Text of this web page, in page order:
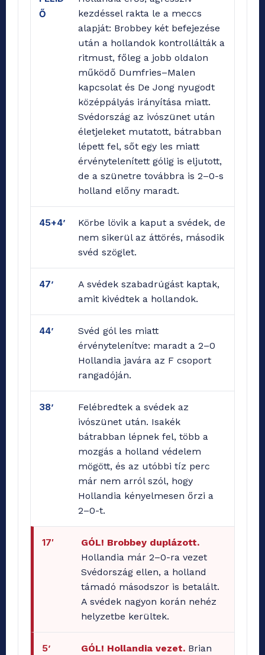
Ő
kezdéssel rakta le a meccs
alapját: Brobbey két befejezése
után a hollandok kontrollálták a
ritmust, főleg a jobb oldalon
működő Dumfries–Malen
kapcsolat és De Jong nyugodt
középpályás irányítása miatt.
Svédország az ivószünet után
életjeleket mutatott, bátrabban
lépett fel, sőt egy les miatt
érvénytelenített gólig is eljutott,
de a szünetre továbbra is 2–0-s
holland előny maradt.
45+4’
Körbe lövik a kaput a svédek, de
nem sikerül az áttörés, második
svéd szöglet.
47’
A svédek szabadrúgást kaptak,
amit kivédtek a hollandok.
44’
Svéd gól les miatt
érvénytelenítve: maradt a 2–0
Hollandia javára az F csoport
rangadóján.
38’
Felébredtek a svédek az
ivószünet után. Isakék
bátrabban lépnek fel, több a
mozgás a holland védelem
mögött, és az utóbbi tíz perc
már nem arról szól, hogy
Hollandia kényelmesen őrzi a
2–0-t.
17′
GÓL! Brobbey duplázott.
Hollandia már 2–0-ra vezet
Svédország ellen, a holland
támadó másodszor is betalált.
A svédek nagyon korán nehéz
helyzetbe kerültek.
5’ GÓL! Hollandia vezet. Brian